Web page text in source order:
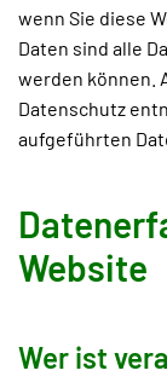
wenn Sie diese
Daten sind alle
werden können.
Datenschutz
aufgeführten
Website
Wer ist